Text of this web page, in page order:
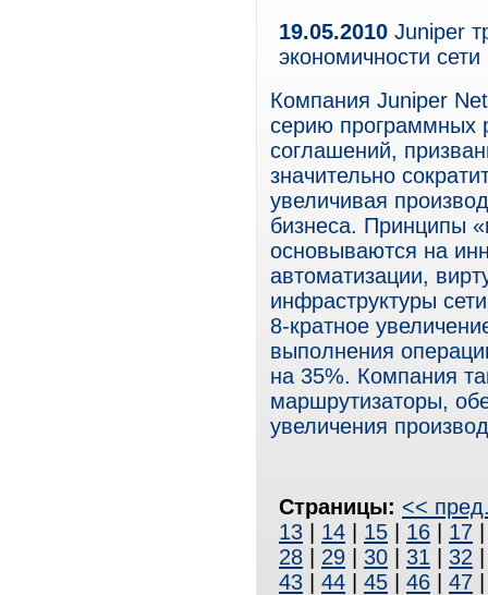
19.05.2010 Juniper
экономичности сети
Компания Juniper
серию программных
соглашений,
значительно
увеличивая
бизнеса. Принципы
основываются на
автоматизации,
инфраструктуры
8-кратное
выполнения
на 35%. Компания
маршрутизаторы,
увеличения
Страницы: <<
13
14 15 16 17
28
29 30 31 32
43
44 45 46 47